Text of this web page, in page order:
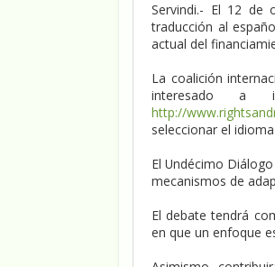
Servindi.- El 12 de
traducción al
actual del
La coalición
interesado a
http://
seleccionar el
El Undécimo
mecanismos de
El debate tendrá
en que un enfoque